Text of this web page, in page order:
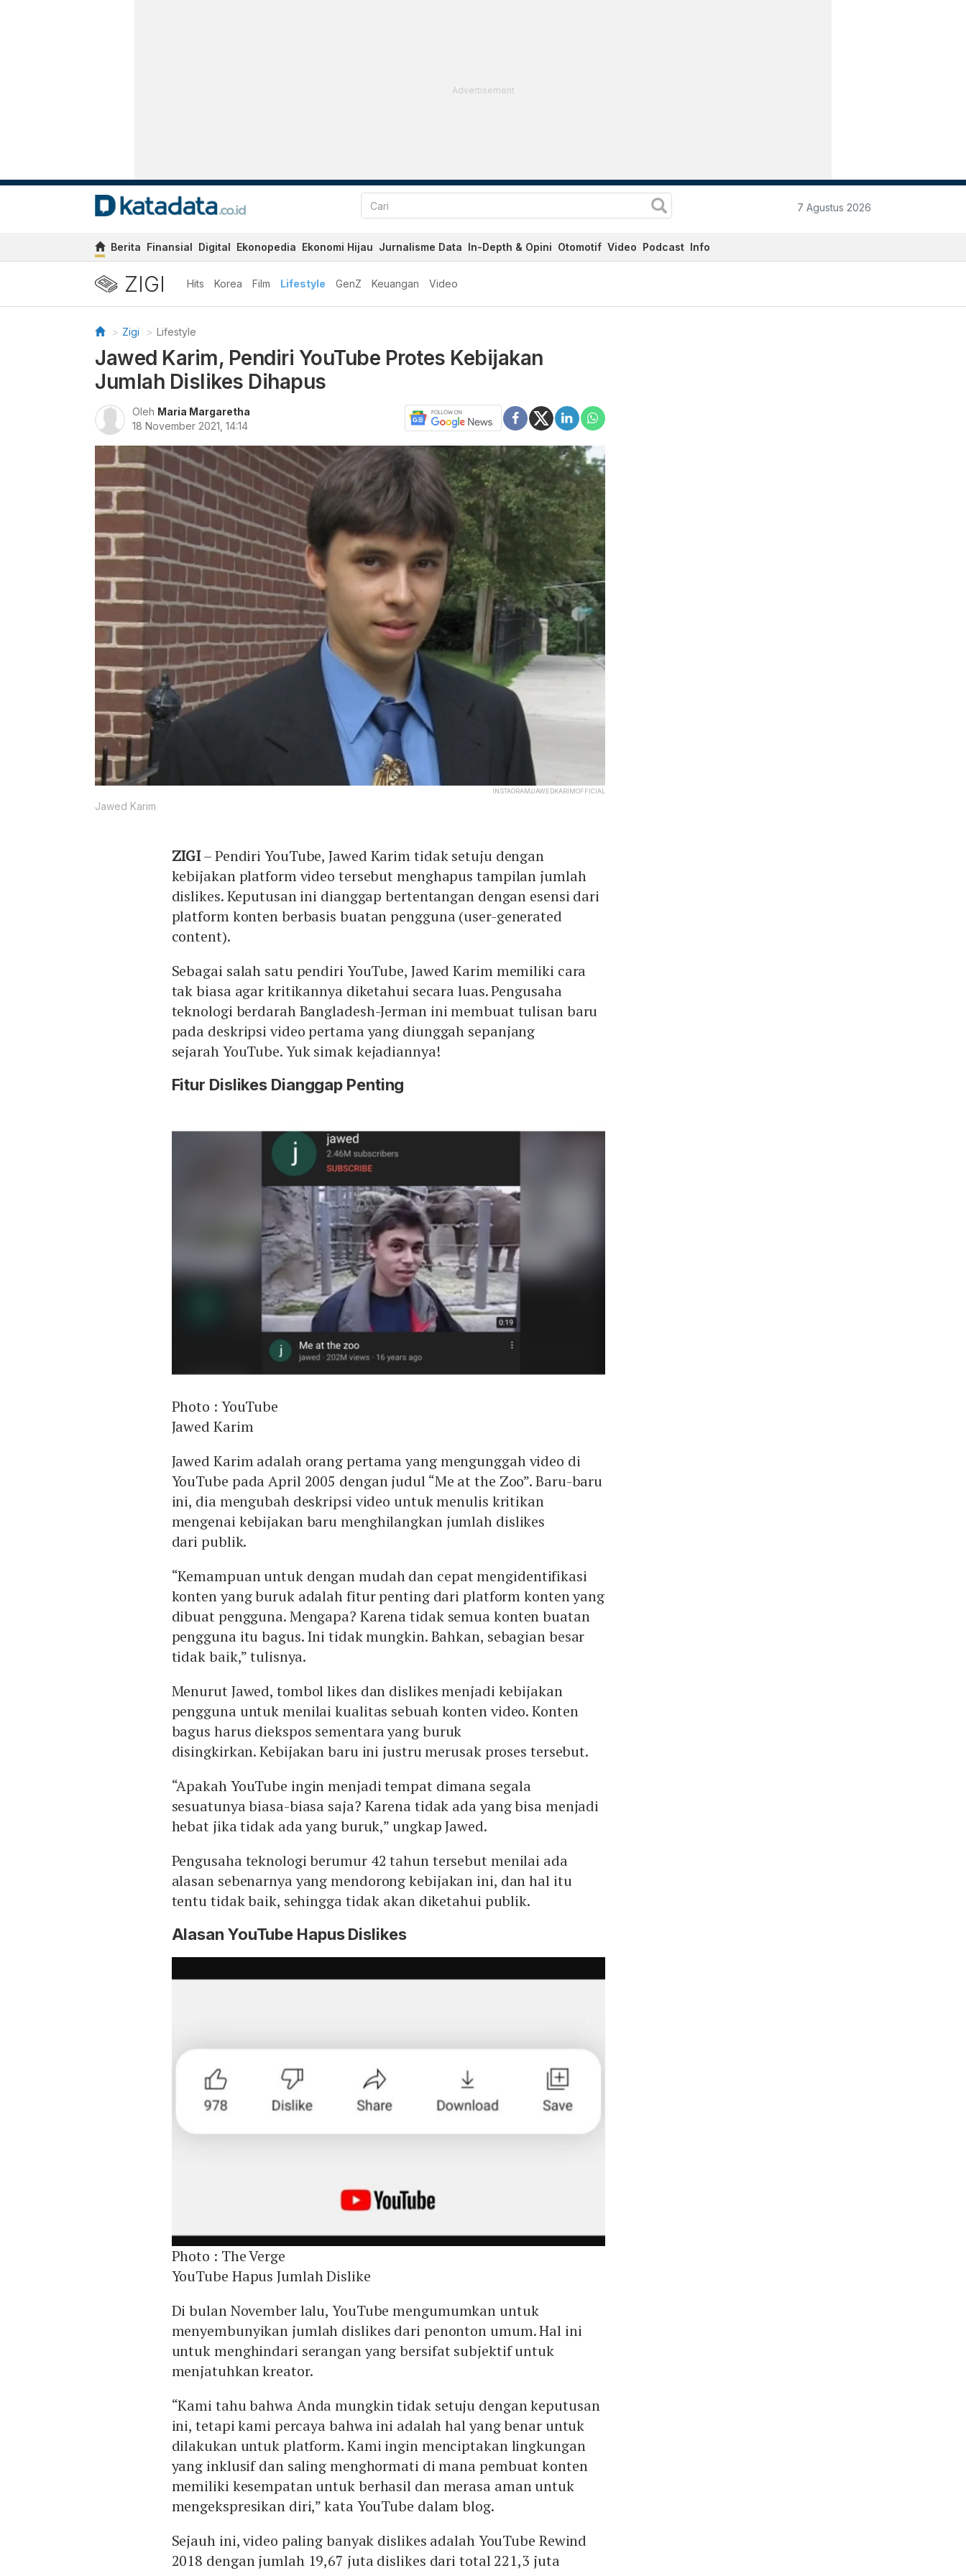
Advertisement
7 Agustus 2026
Berita Finansial Digital Ekonopedia Ekonomi Hijau Jurnalisme Data In-Depth & Opini Otomotif Video Podcast Info
ZIGI Hits Korea Film Lifestyle GenZ Keuangan Video
Zigi Lifestyle
Jawed Karim, Pendiri YouTube Protes Kebijakan
Jumlah Dislikes Dihapus
Oleh Maria Margaretha
18 November 2021, 14:14
INSTAGRAM/JAWEDKARIMOFFICIAL
Jawed Karim
ZIGI– Pendiri YouTube, Jawed Karim tidak setuju dengan
kebijakan platform video tersebut menghapus tampilan jumlah
dislikes. Keputusan ini dianggap bertentangan dengan esensi dari
platform konten berbasis buatan pengguna (user-generated
content).
Sebagai salah satu pendiri YouTube, Jawed Karim memiliki cara
tak biasa agar kritikannya diketahui secara luas. Pengusaha
teknologi berdarah Bangladesh-Jerman ini membuat tulisan baru
pada deskripsi video pertama yang diunggah sepanjang
sejarah YouTube. Yuk simak kejadiannya!
Fitur Dislikes Dianggap Penting
Photo : YouTube
Jawed Karim
Jawed Karim adalah orang pertama yang mengunggah video di
YouTube pada April 2005 dengan judul “Me at the Zoo”. Baru-baru
ini, dia mengubah deskripsi video untuk menulis kritikan
mengenai kebijakan baru menghilangkan jumlah dislikes
dari publik.
“Kemampuan untuk dengan mudah dan cepat mengidentifikasi
konten yang buruk adalah fitur penting dari platform konten yang
dibuat pengguna. Mengapa? Karena tidak semua konten buatan
pengguna itu bagus. Ini tidak mungkin. Bahkan, sebagian besar
tidak baik,” tulisnya.
Menurut Jawed, tombol likes dan dislikes menjadi kebijakan
pengguna untuk menilai kualitas sebuah konten video. Konten
bagus harus diekspos sementara yang buruk
disingkirkan. Kebijakan baru ini justru merusak proses tersebut.
“Apakah YouTube ingin menjadi tempat dimana segala
sesuatunya biasa-biasa saja? Karena tidak ada yang bisa menjadi
hebat jika tidak ada yang buruk,” ungkap Jawed.
Pengusaha teknologi berumur 42 tahun tersebut menilai ada
alasan sebenarnya yang mendorong kebijakan ini, dan hal itu
tentu tidak baik, sehingga tidak akan diketahui publik.
Alasan YouTube Hapus Dislikes
Photo : The Verge
YouTube Hapus Jumlah Dislike
Di bulan November lalu, YouTube mengumumkan untuk
menyembunyikan jumlah dislikes dari penonton umum. Hal ini
untuk menghindari serangan yang bersifat subjektif untuk
menjatuhkan kreator.
“Kami tahu bahwa Anda mungkin tidak setuju dengan keputusan
ini, tetapi kami percaya bahwa ini adalah hal yang benar untuk
dilakukan untuk platform. Kami ingin menciptakan lingkungan
yang inklusif dan saling menghormati di mana pembuat konten
memiliki kesempatan untuk berhasil dan merasa aman untuk
mengekspresikan diri,” kata YouTube dalam blog.
Sejauh ini, video paling banyak dislikes adalah YouTube Rewind
2018 dengan jumlah 19,67 juta dislikes dari total 221,3 juta